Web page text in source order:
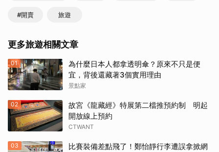
#開賣 旅遊
更多旅遊相關文章
01
為什麼日本人都拿透明傘？原來不只是便
宜，背後還藏著3個實用理由
景點家
02
故宮《龍藏經》特展第二檔推預約制 明起
開放線上預約
CTWANT
03
比賽裝備差點飛了！鄭怡靜行李遭誤拿掀網